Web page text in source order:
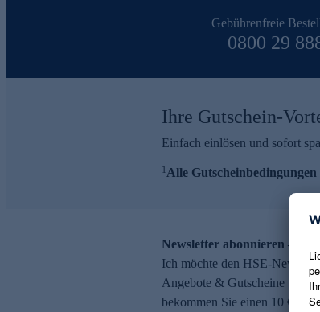
Gebührenfreie
0800 29
Ihre Gutschein-
Einfach einlösen und sofort
1Alle Gutscheinbedingungen
Newsletter abonnieren – 10
Ich möchte den HSE-
Angebote & Gutscheine per
bekommen Sie einen 10 €